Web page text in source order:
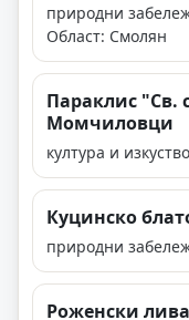
природни
Област: Смолян
Параклис "Св.
Момчиловци
култура и
Куцинско
природни
Роженски